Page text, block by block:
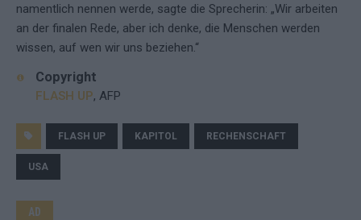
namentlich nennen werde, sagte die Sprecherin: „Wir arbeiten
an der finalen Rede, aber ich denke, die Menschen werden
wissen, auf wen wir uns beziehen.“
Copyright
FLASH UP, AFP
FLASH UP KAPITOL RECHENSCHAFT
USA
AD